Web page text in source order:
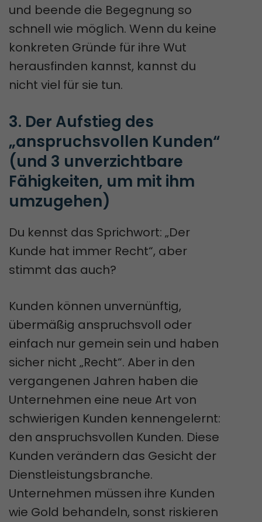
und beende die Begegnung so
schnell wie möglich. Wenn du keine
konkreten Gründe für ihre Wut
herausfinden kannst, kannst du
nicht viel für sie tun.
3. Der Aufstieg des
„anspruchsvollen Kunden“
(und 3 unverzichtbare
Fähigkeiten, um mit ihm
umzugehen)
Du kennst das Sprichwort: „Der
Kunde hat immer Recht“, aber
stimmt das auch?
Kunden können unvernünftig,
übermäßig anspruchsvoll oder
einfach nur gemein sein und haben
sicher nicht „Recht“. Aber in den
vergangenen Jahren haben die
Unternehmen eine neue Art von
schwierigen Kunden kennengelernt:
den anspruchsvollen Kunden. Diese
Kunden verändern das Gesicht der
Dienstleistungsbranche.
Unternehmen müssen ihre Kunden
wie Gold behandeln, sonst riskieren